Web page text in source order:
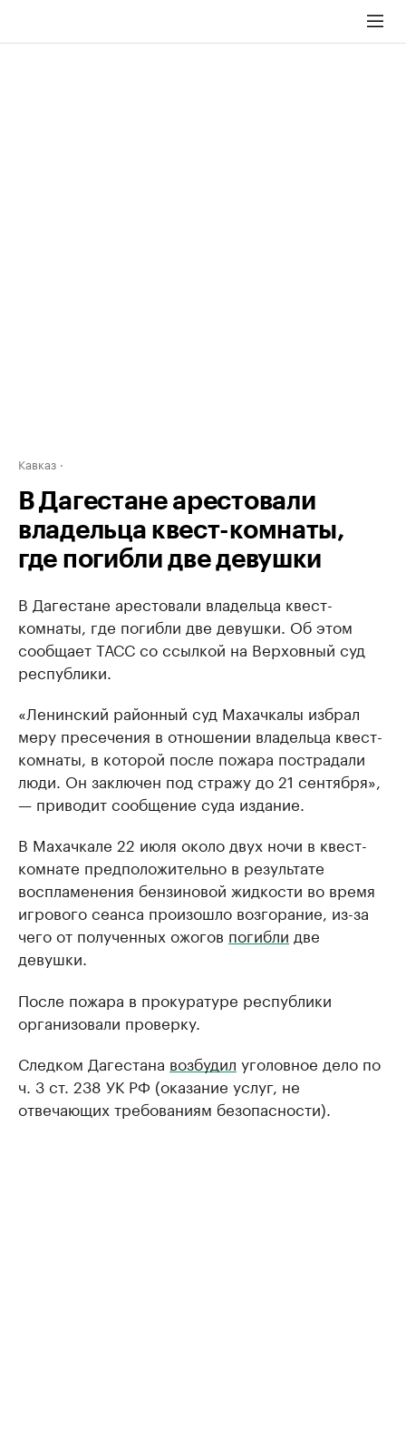
Кавказ
В Дагестане арестовали
владельца квест-комнаты,
где погибли две девушки
В Дагестане арестовали владельца квест-
комнаты, где погибли две девушки. Об этом
сообщает ТАСС со ссылкой на Верховный суд
республики.
«Ленинский районный суд Махачкалы избрал
меру пресечения в отношении владельца квест-
комнаты, в которой после пожара пострадали
люди. Он заключен под стражу до 21 сентября»,
— приводит сообщение суда издание.
В Махачкале 22 июля около двух ночи в квест-
комнате предположительно в результате
воспламенения бензиновой жидкости во время
игрового сеанса произошло возгорание, из-за
чего от полученных ожогов погибли две
девушки.
После пожара в прокуратуре республики
организовали проверку.
Следком Дагестана возбудил уголовное дело по
ч. 3 ст. 238 УК РФ (оказание услуг, не
отвечающих требованиям безопасности).